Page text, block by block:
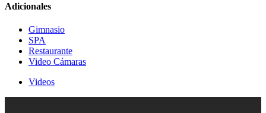
Adicionales
Gimnasio
SPA
Restaurante
Video Cámaras
Videos